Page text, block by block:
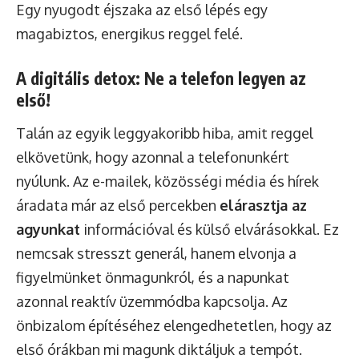
Egy nyugodt éjszaka az első lépés egy
magabiztos, energikus reggel felé.
A digitális detox: Ne a telefon legyen az
első!
Talán az egyik leggyakoribb hiba, amit reggel
elkövetünk, hogy azonnal a telefonunkért
nyúlunk. Az e-mailek, közösségi média és hírek
áradata már az első percekben elárasztja az
agyunkat információval és külső elvárásokkal. Ez
nemcsak stresszt generál, hanem elvonja a
figyelmünket önmagunkról, és a napunkat
azonnal reaktív üzemmódba kapcsolja. Az
önbizalom építéséhez elengedhetetlen, hogy az
első órákban mi magunk diktáljuk a tempót.